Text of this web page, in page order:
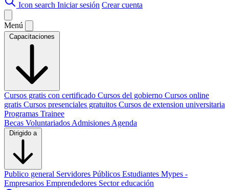
Icon search Iniciar sesión Crear cuenta
Menú
Capacitaciones
Cursos gratis con certificado Cursos del gobierno Cursos online
gratis Cursos presenciales gratuitos Cursos de extension universitaria
Programas Trainee
Becas Voluntariados Admisiones Agenda
Dirigido a
Publico general Servidores Públicos Estudiantes Mypes -
Empresarios Emprendedores Sector educación